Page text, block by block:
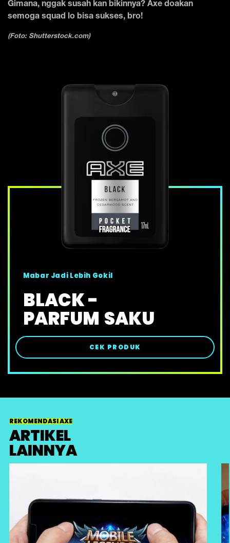
Gimana, nggak susah kan bikinnya? Axe doakan
semoga squad lo bisa sukses, bro!
(Foto: Shutterstock.com)
Mabar Jadi Lebih Gokil
BLACK -
PARFUM SAKU
CEK PRODUK
REKOMENDASI AXE
ARTIKEL
LAINNYA